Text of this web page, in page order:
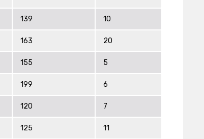
139 10
163 20
155 5
199 6
120 7
125 11